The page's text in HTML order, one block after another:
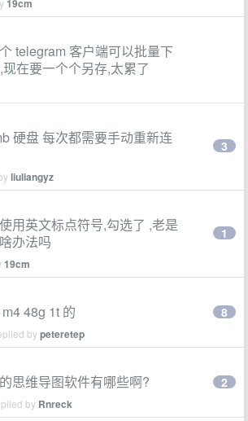
19cm
telegram 客户端可以批量下
在要一个个另存,太累了
硬盘 每次都需要手动重新连
liuliangyz
3
用英文标点符号,勾选了 ,老是
办法吗
19cm
1
48g 1t 的
bypeteretep
8
思维导图软件有哪些啊?
by Rnreck
2